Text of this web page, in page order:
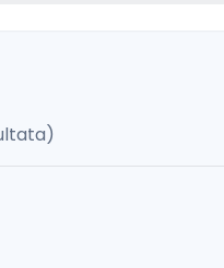
đ, ž, dž)